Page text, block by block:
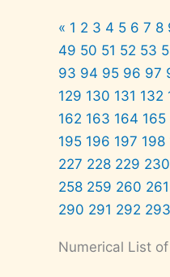
« 1 2 3 4 5 6 7 8
49 50 51 52 53
93 94 95 96 97
129 130 131 132
162 163 164 165
195 196 197 198
227 228 229 230
258 259 260 261
290 291 292 293
Numerical List